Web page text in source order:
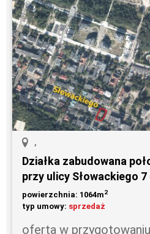
,
Działka zabudowana
przy ulicy Słowackiego
powierzchnia: 1064m2
typ umowy: sprzedaż
oferta w przygotowaniu